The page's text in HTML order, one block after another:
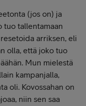
(jos on) ja
tuo tallentamaan
arriksen, eli
olla, että joko tuo
Mun mielestä
kampanjalla,
oli. Kovossahan on
niin sen saa